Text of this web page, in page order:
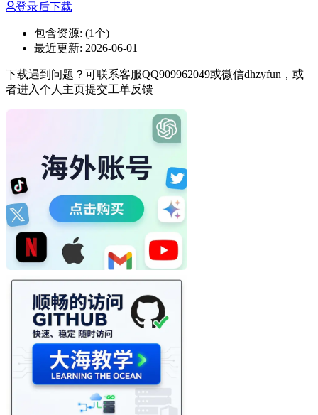
登录后下载
包含资源: (1个)
最近更新: 2026-06-01
下载遇到问题？可联系客服QQ909962049或微信dhzyfun，或
者进入个人主页提交工单反馈